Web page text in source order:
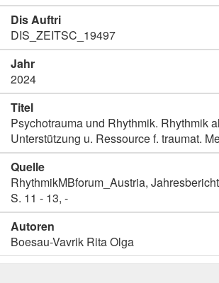
Dis Auftri
DIS_ZEITSC_19497
Jahr
2024
Titel
Psychotrauma und Rhythmik. Rhythmik
Unterstützung u. Ressource f. traumat.
Quelle
RhythmikMBforum_Austria,
S. 11 - 13, -
Autoren
Boesau-Vavrik Rita Olga